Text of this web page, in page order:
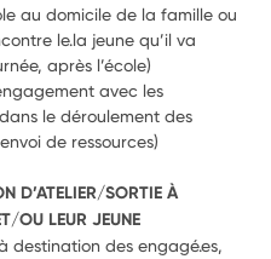
au domicile de la famille ou
le.la jeune qu’il va
après l’école)
avec les
le déroulement des
de ressources)
D’ATELIER/SORTIE À
OU LEUR JEUNE
destination des engagé.es,